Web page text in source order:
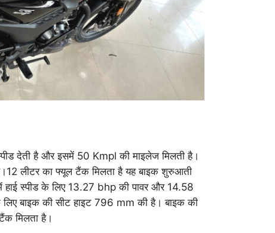
देती है और इसमें 50 Kmpl की माइलेज मिलती है।
लीटर का फ्यूल टैंक मिलता है यह बाइक शुरुआती
स्पीड के लिए 13.27 bhp की पावर और 14.58
बाइक की सीट हाइट 796 mm की है। बाइक की
मिलता है।